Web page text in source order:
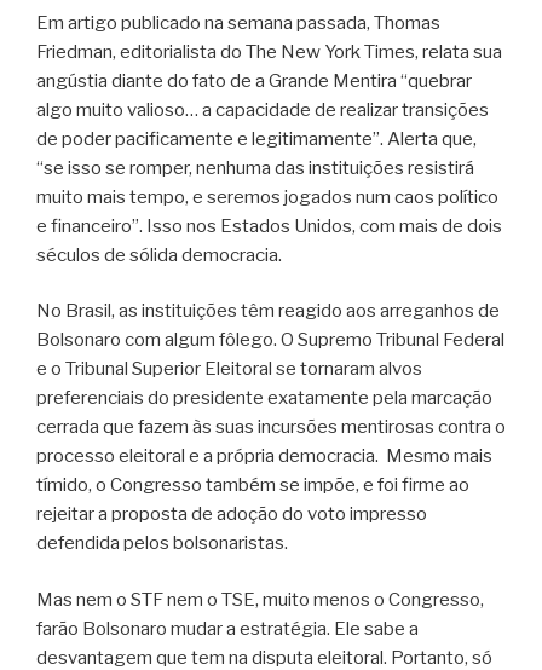
Em artigo publicado na semana passada, Thomas
Friedman, editorialista do The New York Times, relata sua
angústia diante do fato de a Grande Mentira “quebrar
algo muito valioso… a capacidade de realizar transições
de poder pacificamente e legitimamente”. Alerta que,
“se isso se romper, nenhuma das instituições resistirá
muito mais tempo, e seremos jogados num caos político
e financeiro”. Isso nos Estados Unidos, com mais de dois
séculos de sólida democracia.
No Brasil, as instituições têm reagido aos arreganhos de
Bolsonaro com algum fôlego. O Supremo Tribunal Federal
e o Tribunal Superior Eleitoral se tornaram alvos
preferenciais do presidente exatamente pela marcação
cerrada que fazem às suas incursões mentirosas contra o
processo eleitoral e a própria democracia. Mesmo mais
tímido, o Congresso também se impõe, e foi firme ao
rejeitar a proposta de adoção do voto impresso
defendida pelos bolsonaristas.
Mas nem o STF nem o TSE, muito menos o Congresso,
farão Bolsonaro mudar a estratégia. Ele sabe a
desvantagem que tem na disputa eleitoral. Portanto, só